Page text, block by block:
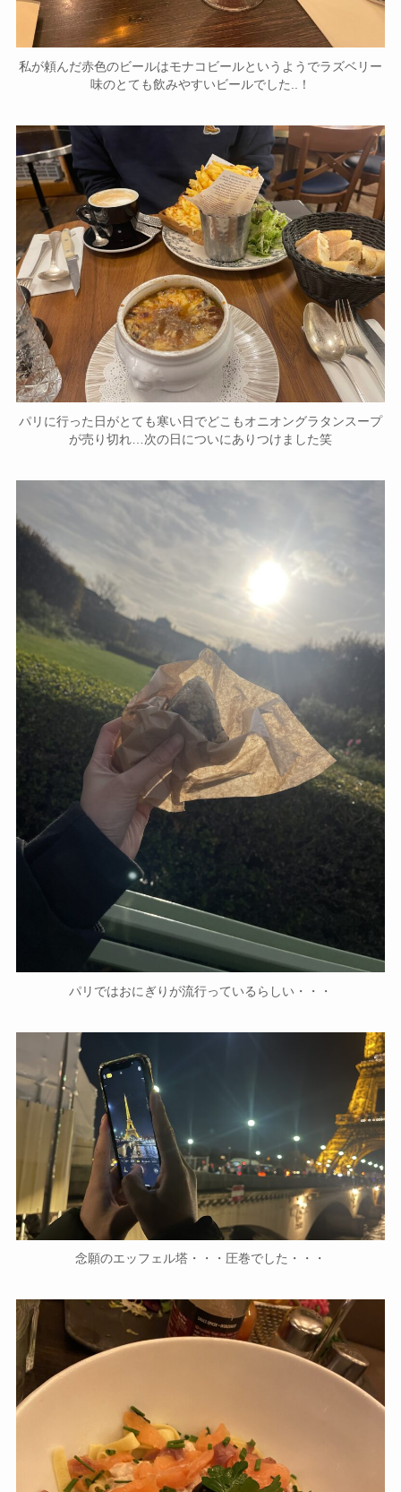
私が頼んだ赤色のビールはモナコビールというようでラズベリー
味のとても飲みやすいビールでした..！
パリに行った日がとても寒い日でどこもオニオングラタンスープ
が売り切れ…次の日についにありつけました笑
パリではおにぎりが流行っているらしい・・・
念願のエッフェル塔・・・圧巻でした・・・